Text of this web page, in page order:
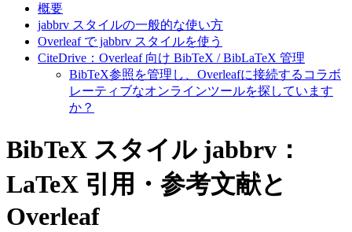
概要
jabbrv スタイルの一般的な使い方
Overleaf で jabbrv スタイルを使う
CiteDrive：Overleaf 向け BibTeX / BibLaTeX 管理
BibTeX参照を管理し、Overleafに接続するコラボ
レーティブなオンラインツールを探しています
か？
BibTeX スタイル jabbrv：
LaTeX 引用・参考文献と
Overleaf